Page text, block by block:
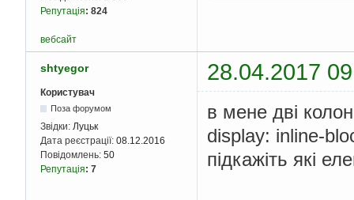
Репутація: 824
вебсайт
shtyegor 28.04.2017
Користувач
Поза форумом
Звідки: Луцьк
Дата реєстрації: 08.12.2016
Повідомлень: 50
Репутація: 7
в мене дві
display: inline-
підкажіть які